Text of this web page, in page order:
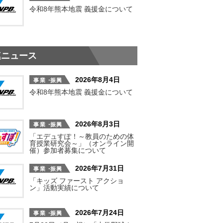
令和8年熊本地震 義援金について
ュース
2026年8月4日
令和8年熊本地震 義援金について
2026年8月3日
「エデュすぽ！～教員のための体
育授業研究会～」（オンライン開
催）参加者募集について
2026年7月31日
「キッズ ファースト アクショ
ン」活動実績について
2026年7月24日